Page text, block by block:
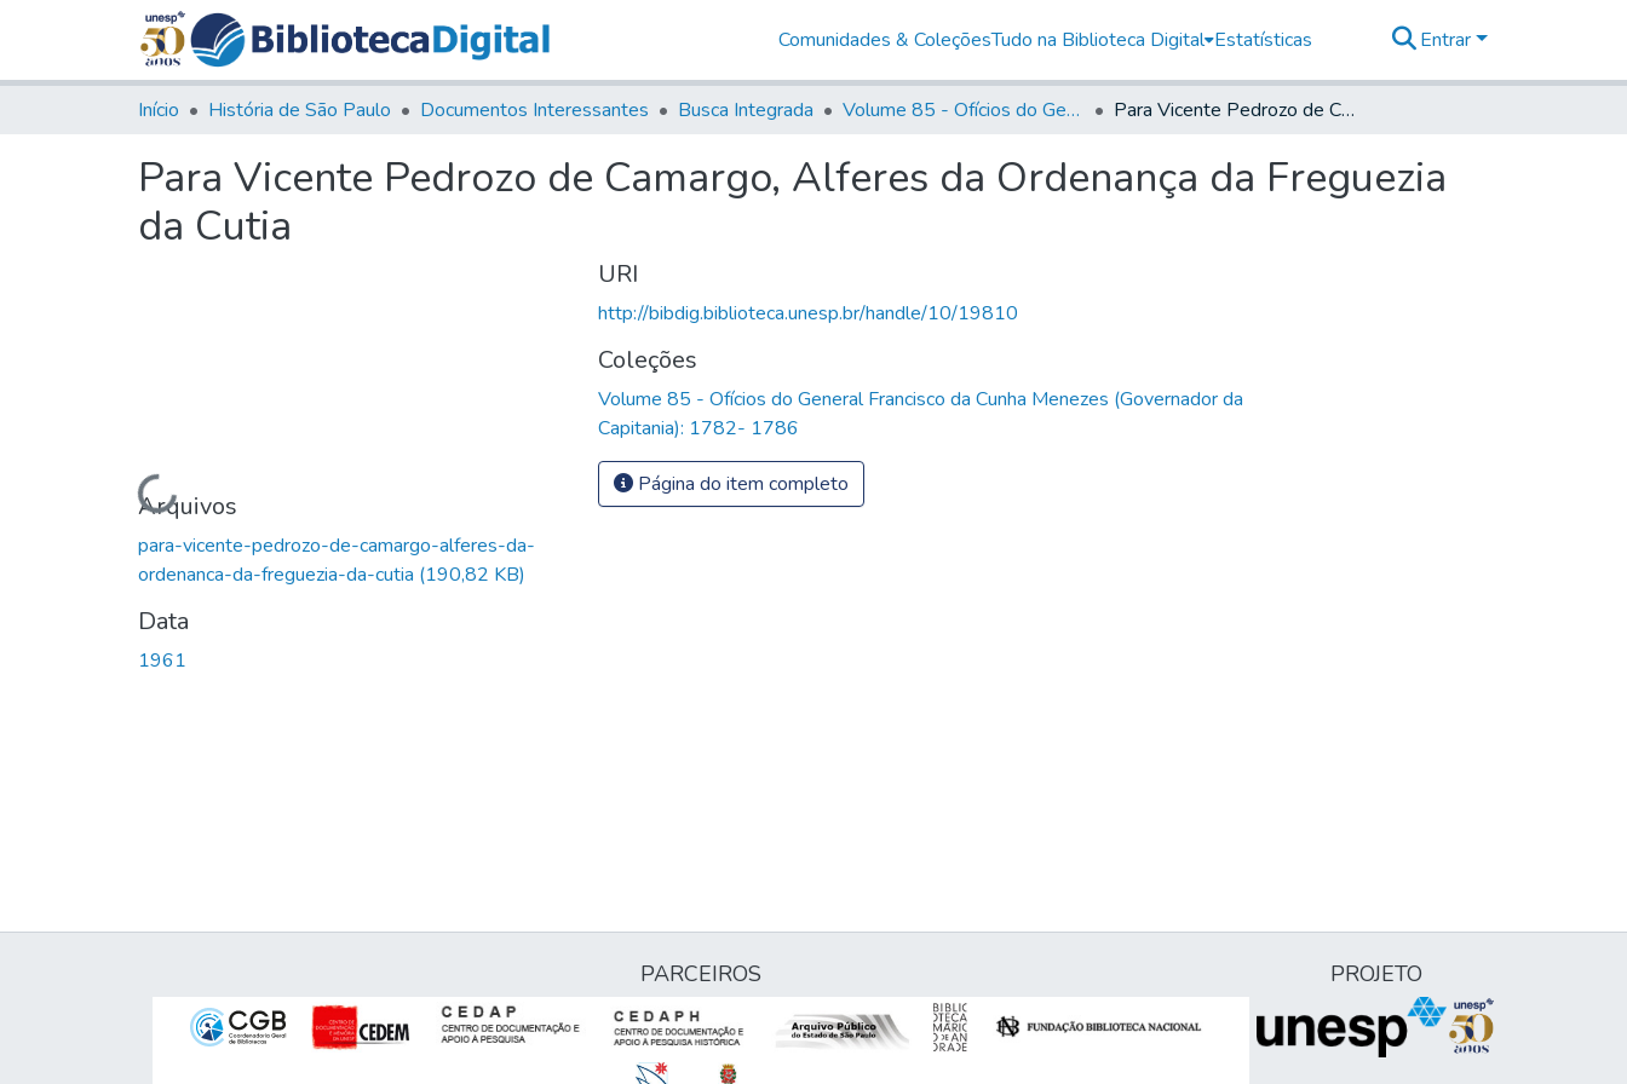
Comunidades & ColeçõesTudo na Biblioteca Digital Estatísticas Entrar
Início História de São Paulo Documentos Interessantes Busca Integrada Volume 85 - Ofícios do General Francisco da Cunha Menezes (Governador da Capitania): 1782- 1786 Para Vicente Pedrozo de Camargo, Alferes da Ordenança da Freguezia da Cutia
Para Vicente Pedrozo de Camargo, Alferes da Ordenança da Freguezia
da Cutia
Carregando...
Arquivos
para-vicente-pedrozo-de-camargo-alferes-da-
ordenanca-da-freguezia-da-cutia (190,82 KB)
Data
1961
URI
http://bibdig.biblioteca.unesp.br/handle/10/19810
Coleções
Volume 85 - Ofícios do General Francisco da Cunha Menezes (Governador da
Capitania): 1782- 1786
Página do item completo
PARCEIROS PROJETO